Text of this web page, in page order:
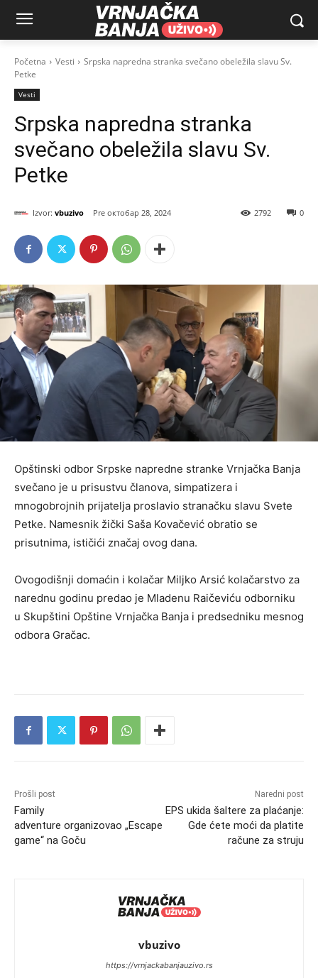
Početna Vesti
Srpska napredna stranka svečano obeležila slavu Sv.
Petke
Vesti
Srpska napredna stranka
svečano obeležila slavu Sv.
Petke
Izvor: vbuzivo октобар 28, 2024 0
2792
Opštinski odbor Srpske napredne stranke Vrnjačka Banja
svečano je u prisustvu članova, simpatizera i
mnogobrojnih prijatelja proslavio stranačku slavu Svete
Petke. Namesnik žički Saša Kovačević obratio se
prisutnima, ističići značaj ovog dana.
Ovogodišnji domaćin i kolačar Miljko Arsić kolačarstvo za
narednu godinu predao je Mladenu Raičeviću odborniku
u Skupštini Opštine Vrnjačka Banja i predsedniku mesnog
odbora Gračac.
Prošli post
Family
adventure organizovao „Escape
game“ na Goču
Naredni post
EPS ukida šaltere za plaćanje:
Gde ćete moći da platite
račune za struju
vbuzivo
https://vrnjackabanjauzivo.rs